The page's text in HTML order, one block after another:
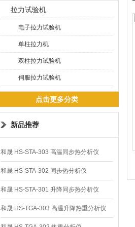
拉力试验机
电子拉力试验机
单柱拉力机
双柱拉力试验机
伺服拉力试验机
点击更多分类
新品推荐
和晟 HS-STA-303 高温同步热分析仪
和晟 HS-STA-302 同步热分析仪
和晟 HS-STA-301 升降同步热分析仪
和晟 HS-TGA-303 高温升降热重分析仪